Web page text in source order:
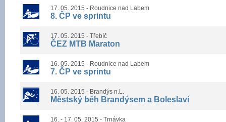
17. 05. 2015 - Roudnice nad Labem
8. ČP ve sprintu
17. 05. 2015 - Třebíč
ČEZ MTB Maraton
16. 05. 2015 - Roudnice nad Labem
7. ČP ve sprintu
16. 05. 2015 - Brandýs n.L.
Městský běh Brandýsem a Boleslaví
16. - 17. 05. 2015 - Trnávka